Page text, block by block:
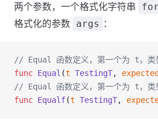
zh-
两个参数，一个格式化字符串
格式化的参数 args ：
// Equal 函数定义，第一个为 t，类
func Equal (t TestingT, expected
// Equal 函数定义，第一个为 t，类
func Equalf(t TestingT,